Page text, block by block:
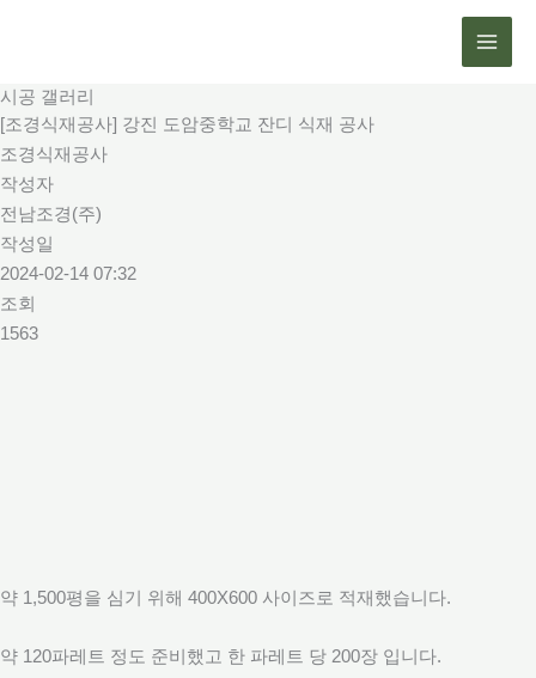
로
건
너
뛰
기
시공 갤러리
[조경식재공사] 강진 도암중학교 잔디 식재 공사
조경식재공사
작성자
전남조경(주)
작성일
2024-02-14 07:32
조회
1563
약 1,500평을 심기 위해 400X600 사이즈로 적재했습니다.
약 120파레트 정도 준비했고 한 파레트 당 200장 입니다.